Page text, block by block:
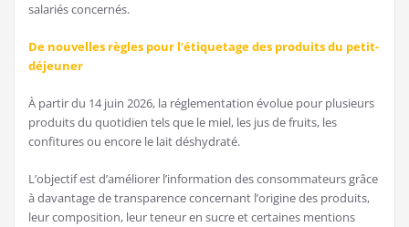
salariés concernés.
De nouvelles règles pour l’étiquetage des produits du petit-
déjeuner
À partir du 14 juin 2026, la réglementation évolue pour plusieurs
produits du quotidien tels que le miel, les jus de fruits, les
confitures ou encore le lait déshydraté.
L’objectif est d’améliorer l’information des consommateurs grâce
à davantage de transparence concernant l’origine des produits,
leur composition, leur teneur en sucre et certaines mentions